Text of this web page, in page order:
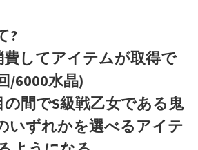
?
費してアイテムが取得で
/6000水晶)
の間でS級戦乙女である鬼
いずれかを選べるアイテ